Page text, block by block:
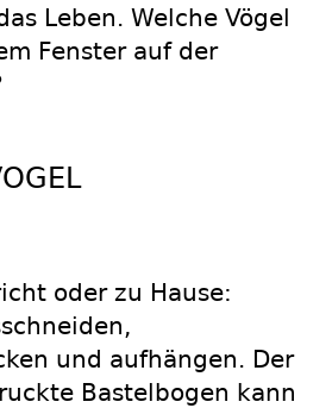
Leben. Welche Vögel
Fenster auf der
oder zu Hause:
und aufhängen. Der
Bastelbogen kann